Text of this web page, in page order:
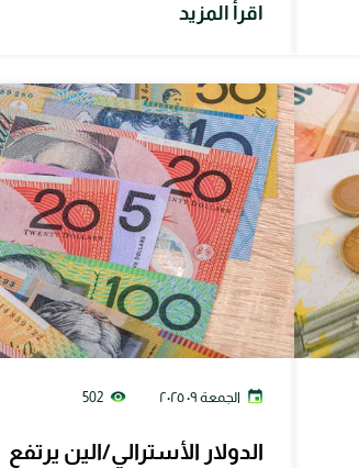
اقرأ المزيد
502 الجمعة ٠٩ ٢٠٢٥
الدولار الأسترالي/الين يرتفع